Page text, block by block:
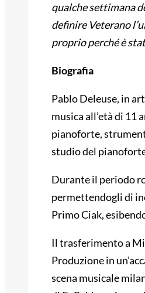
qualche settimana
definire Veterano
proprio perché è
Biografia
Pablo Deleuse, in
musica all’età di 11
pianoforte,
studio del
Durante il periodo
permettendogli di
Primo Ciak,
Il trasferimento a
Produzione in
scena musicale